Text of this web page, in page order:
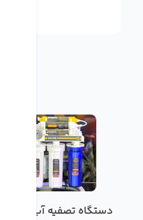
دستگاه تصفیه آب خانگی